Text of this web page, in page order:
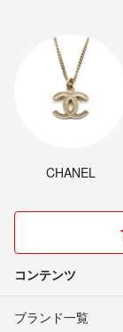
CHANEL
コンテンツ
ブランド一覧